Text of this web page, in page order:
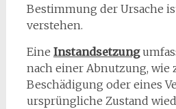
Bestimmung der Ursache
verstehen.
Eine Instandsetzung
nach einer Abnutzung, wie
Beschädigung oder eines
ursprüngliche Zustand